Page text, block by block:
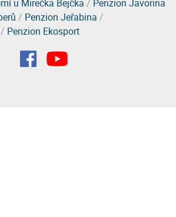
u Mirečka Bejčka / Penzion Javorina
/ Penzion Jeřabina /
/ Penzion Ekosport